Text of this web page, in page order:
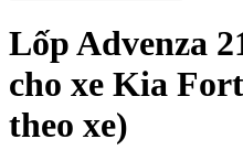
Lốp Advenza
cho xe Kia
theo xe)